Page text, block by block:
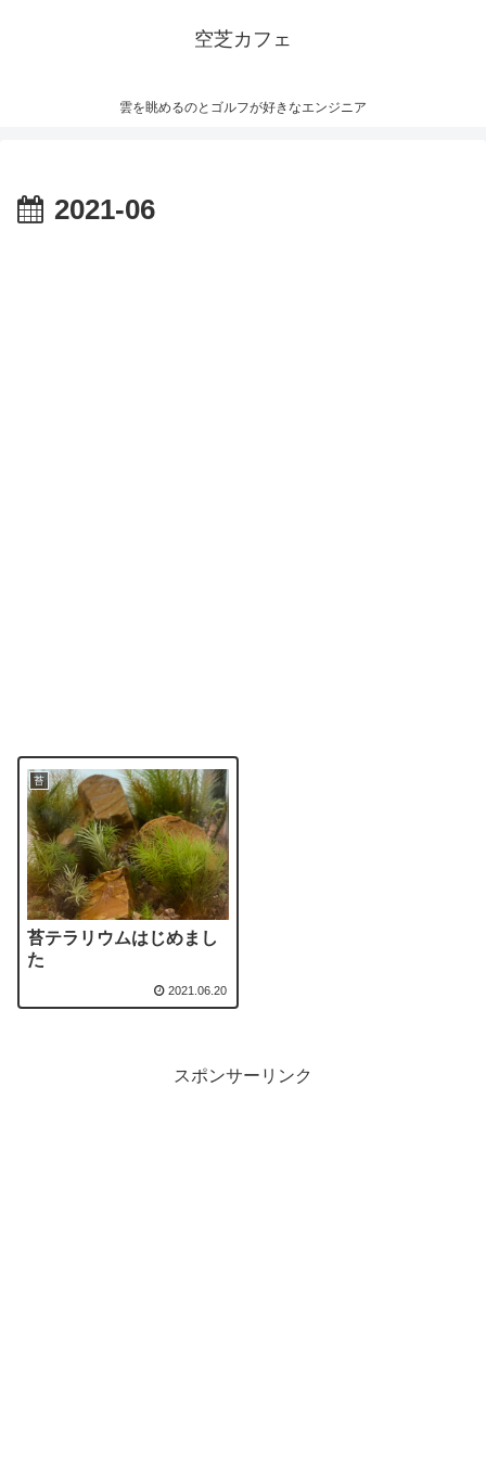
空芝カフェ
雲を眺めるのとゴルフが好きなエンジニア
2021-06
苔
苔テラリウムはじめまし
た
2021.06.20
スポンサーリンク